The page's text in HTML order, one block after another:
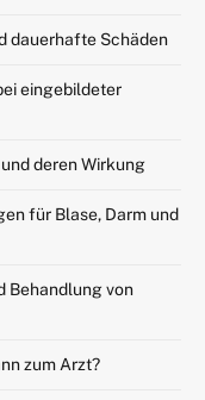
dauerhafte Schäden
eingebildeter
deren Wirkung
für Blase, Darm und
Behandlung von
zum Arzt?